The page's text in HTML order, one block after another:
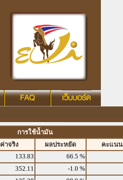
การใช้น้ำมัน
ค่าจริง ผลประหยัด
คะแนน
133.83 66.5 %
352.11 -1.0 %